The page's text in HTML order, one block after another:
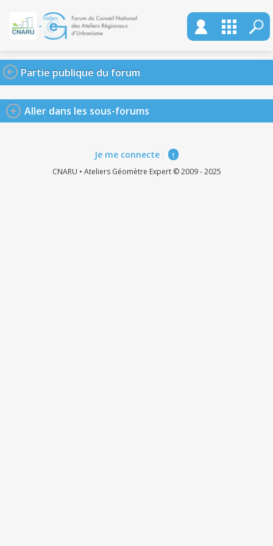
Partie publique du forum
Aller dans les sous-forums
Je me connecte ↑
CNARU • Ateliers Géomètre Expert © 2009 - 2025